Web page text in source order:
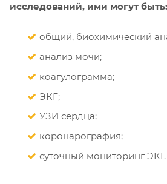
исследований, ими могут быть:
общий, биохимический
анализ мочи;
коагулограмма;
ЭКГ;
УЗИ сердца;
коронарография;
суточный мониторинг ЭКГ.